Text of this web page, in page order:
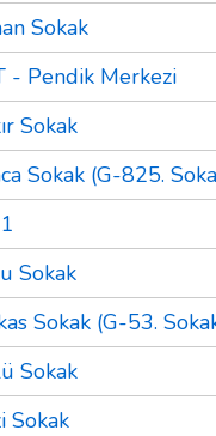
Sokak
- Pendik Merkezi
Sokak
Sokak (G-825.
Sokak
Sokak (G-53.
Sokak
Sokak